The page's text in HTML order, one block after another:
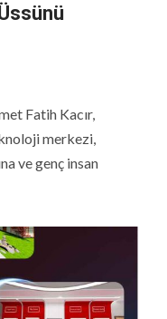
Fatih Kacır,
merkezi,
ve genç insan